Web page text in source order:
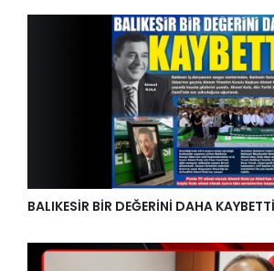
BALIKESİR BİR DEĞERİNİ DAHA KAYBETTİ